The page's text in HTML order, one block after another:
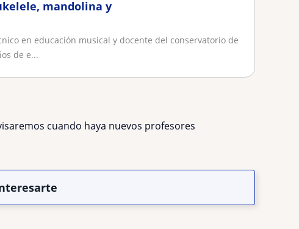
mandolina y
en educación musical y docente del conservatorio de
de e...
cuando haya nuevos profesores